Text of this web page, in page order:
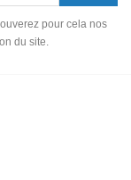
pour cela nos
du site.